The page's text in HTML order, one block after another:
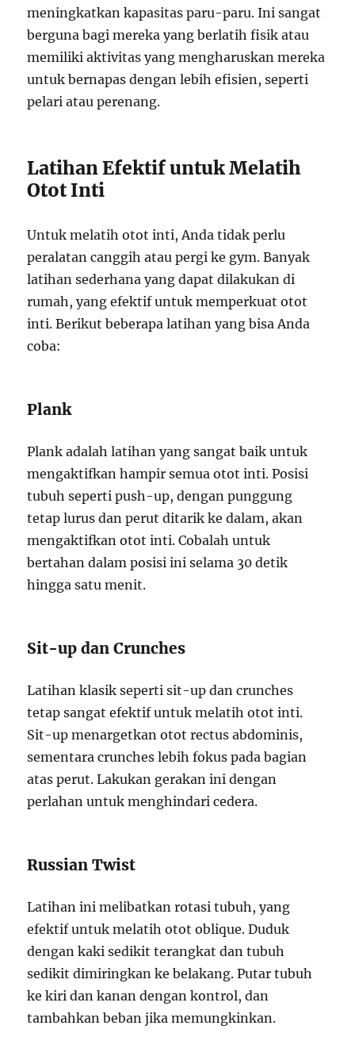
meningkatkan kapasitas paru-paru. Ini sangat
berguna bagi mereka yang berlatih fisik atau
memiliki aktivitas yang mengharuskan mereka
untuk bernapas dengan lebih efisien, seperti
pelari atau perenang.
Latihan Efektif untuk Melatih
Otot Inti
Untuk melatih otot inti, Anda tidak perlu
peralatan canggih atau pergi ke gym. Banyak
latihan sederhana yang dapat dilakukan di
rumah, yang efektif untuk memperkuat otot
inti. Berikut beberapa latihan yang bisa Anda
coba:
Plank
Plank adalah latihan yang sangat baik untuk
mengaktifkan hampir semua otot inti. Posisi
tubuh seperti push-up, dengan punggung
tetap lurus dan perut ditarik ke dalam, akan
mengaktifkan otot inti. Cobalah untuk
bertahan dalam posisi ini selama 30 detik
hingga satu menit.
Sit-up dan Crunches
Latihan klasik seperti sit-up dan crunches
tetap sangat efektif untuk melatih otot inti.
Sit-up menargetkan otot rectus abdominis,
sementara crunches lebih fokus pada bagian
atas perut. Lakukan gerakan ini dengan
perlahan untuk menghindari cedera.
Russian Twist
Latihan ini melibatkan rotasi tubuh, yang
efektif untuk melatih otot oblique. Duduk
dengan kaki sedikit terangkat dan tubuh
sedikit dimiringkan ke belakang. Putar tubuh
ke kiri dan kanan dengan kontrol, dan
tambahkan beban jika memungkinkan.